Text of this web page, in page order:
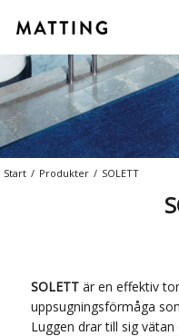
Start / Produkter / SOLETT
SOLETTär en effektiv
uppsugningsförmåga
Luggen drar till sig